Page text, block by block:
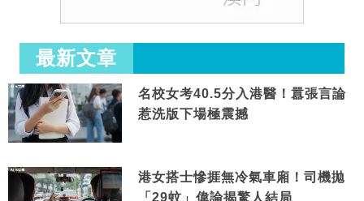
最新文章
名校女考40.5分入港醫！囂張言論
惹洗版下場極震撼
港女搭士慘捱無冷氣車廂！司機拋
「29蚊」偉論揭驚人結局